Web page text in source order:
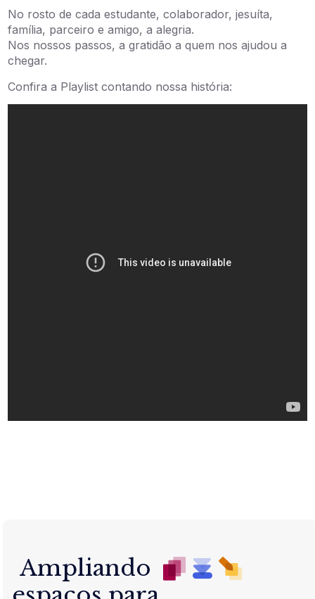
No rosto de cada estudante, colaborador, jesuíta,
família, parceiro e amigo, a alegria.
Nos nossos passos, a gratidão a quem nos ajudou a
chegar.
Confira a Playlist contando nossa história:
Ampliando